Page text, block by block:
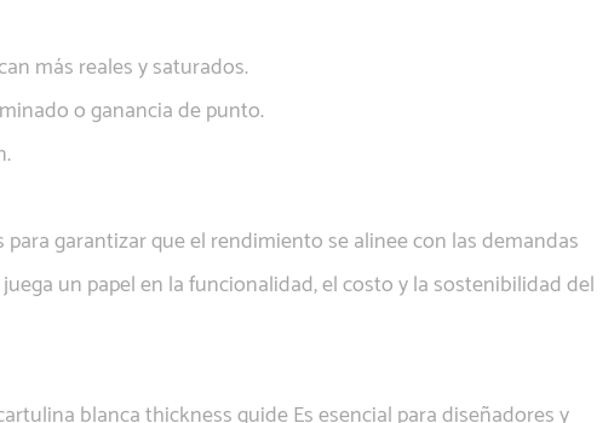
más reales y saturados.
o ganancia de punto.
garantizar que el rendimiento se alinee con las demandas
un papel en la funcionalidad, el costo y la sostenibilidad del
blanca thickness guideEs esencial para diseñadores y